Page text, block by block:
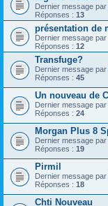
Dernier message par
Réponses : 13
présentation de
Dernier message par
Réponses : 12
Transfuge?
Dernier message par
Réponses : 45
Un nouveau de
Dernier message par
Réponses : 24
Morgan Plus 8
Dernier message par
Réponses : 19
Pirmil
Dernier message par
Réponses : 18
Chti Nouveau